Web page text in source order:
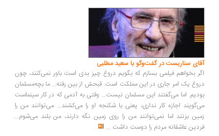
آقای سناریست در گفت‌وگو با سعید مطلبی
اگر بخواهم فیلمی بسازم که بگویم دروغ چیز بدی است باور نمی‌کنند، چون
دروغ یک امر جاری در این مملکت است. قبحش از بین رفته... ما بچه‌مسلمان
بودیم. اما می‌گفتند این مسلمان نیست... وقتی به آدمی که در کار سینماست
می‌گویند اجازه کار نداری، یعنی با شکنجه او را می‌کشند... می‌توانند من را
زمین بزنند اما نمی‌توانند من را روی زمین نگه دارند، من بلند می‌شوم...
فردین عاشقانه مردم را دوست داشت ...